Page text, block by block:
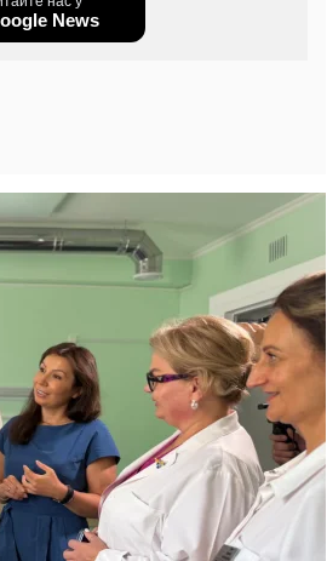
News